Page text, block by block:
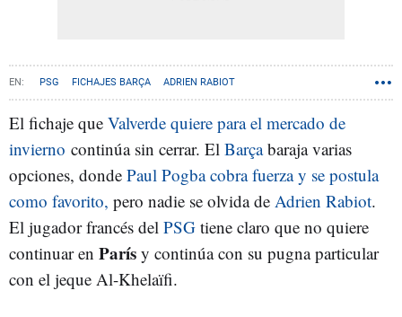
PSG FICHAJES BARÇA ADRIEN RABIOT
El fichaje que Valverde quiere para el mercado de
invierno continúa sin cerrar. El Barçabaraja varias
opciones, donde Paul Pogba cobra fuerza y se postula
como favorito, pero nadie se olvida de Adrien Rabiot.
El jugador francés del PSG tiene claro que no quiere
continuar en París y continúa con su pugna particular
con el jeque Al-Khelaïfi.